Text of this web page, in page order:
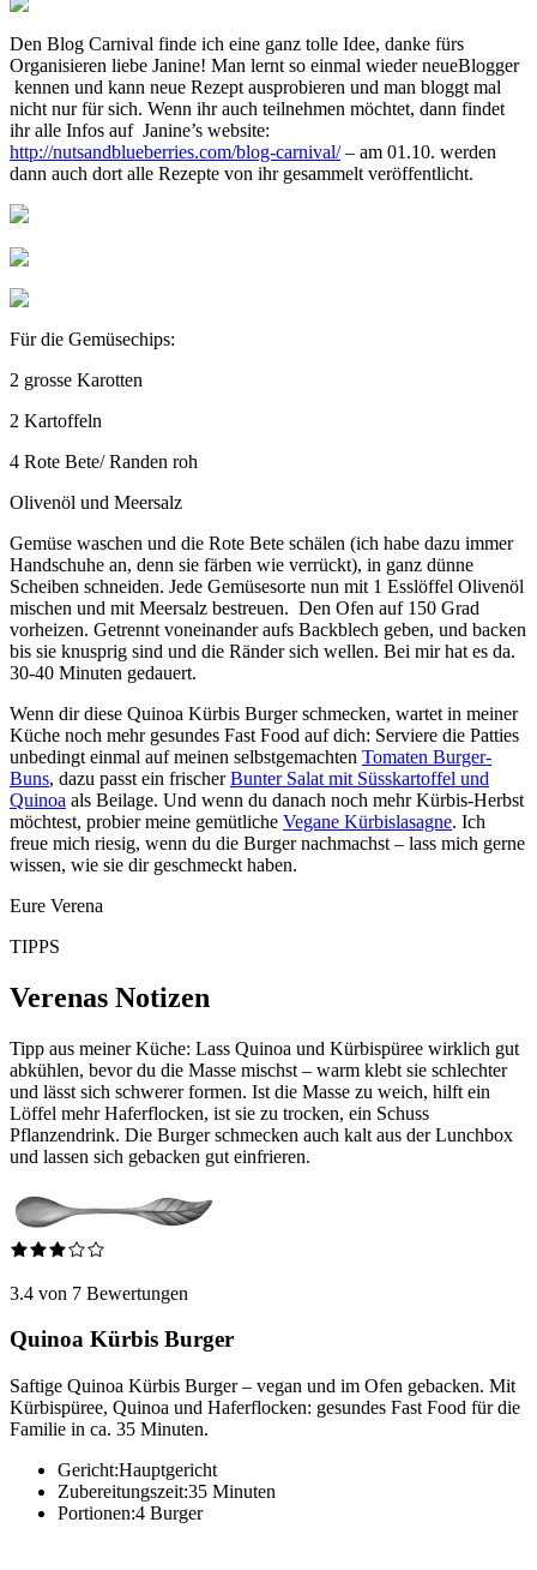
Den Blog Carnival finde ich eine ganz tolle Idee, danke fürs
Organisieren liebe Janine! Man lernt so einmal wieder neueBlogger
kennen und kann neue Rezept ausprobieren und man bloggt mal
nicht nur für sich. Wenn ihr auch teilnehmen möchtet, dann findet
ihr alle Infos auf Janine’s website:
http://nutsandblueberries.com/blog-carnival/– am 01.10. werden
dann auch dort alle Rezepte von ihr gesammelt veröffentlicht.
Für die Gemüsechips:
2 grosse Karotten
2 Kartoffeln
4 Rote Bete/ Randen roh
Olivenöl und Meersalz
Gemüse waschen und die Rote Bete schälen (ich habe dazu immer
Handschuhe an, denn sie färben wie verrückt), in ganz dünne
Scheiben schneiden. Jede Gemüsesorte nun mit 1 Esslöffel Olivenöl
mischen und mit Meersalz bestreuen. Den Ofen auf 150 Grad
vorheizen. Getrennt voneinander aufs Backblech geben, und backen
bis sie knusprig sind und die Ränder sich wellen. Bei mir hat es da.
30-40 Minuten gedauert.
Wenn dir diese Quinoa Kürbis Burger schmecken, wartet in meiner
Küche noch mehr gesundes Fast Food auf dich: Serviere die Patties
unbedingt einmal auf meinen selbstgemachten Tomaten Burger-
Buns, dazu passt ein frischerBunter Salat mit Süsskartoffel und
Quinoa als Beilage. Und wenn du danach noch mehr Kürbis-Herbst
möchtest, probier meine gemütliche Vegane Kürbislasagne. Ich
freue mich riesig, wenn du die Burger nachmachst – lass mich gerne
wissen, wie sie dir geschmeckt haben.
Eure Verena
TIPPS
Verenas Notizen
Tipp aus meiner Küche: Lass Quinoa und Kürbispüree wirklich gut
abkühlen, bevor du die Masse mischst – warm klebt sie schlechter
und lässt sich schwerer formen. Ist die Masse zu weich, hilft ein
Löffel mehr Haferflocken, ist sie zu trocken, ein Schuss
Pflanzendrink. Die Burger schmecken auch kalt aus der Lunchbox
und lassen sich gebacken gut einfrieren.
3.4 von 7 Bewertungen
Quinoa Kürbis Burger
Saftige Quinoa Kürbis Burger – vegan und im Ofen gebacken. Mit
Kürbispüree, Quinoa und Haferflocken: gesundes Fast Food für die
Familie in ca. 35 Minuten.
Gericht:Hauptgericht
Zubereitungszeit:35 Minuten
Portionen:4 Burger